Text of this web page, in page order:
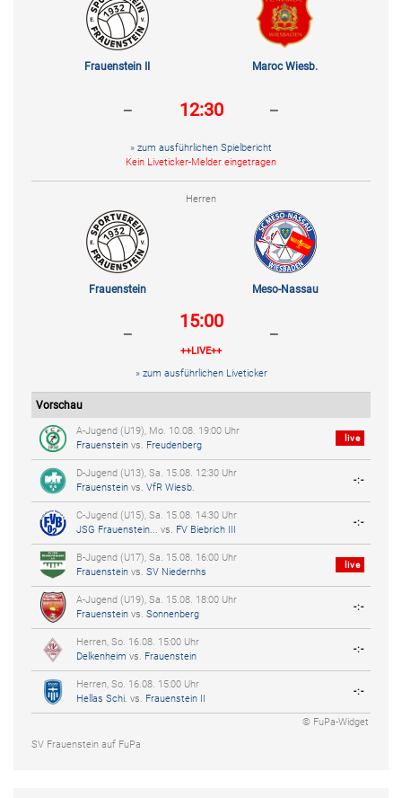
Frauenstein II Maroc Wiesb.
- 12:30 -
» zum ausführlichen Spielbericht
Kein Liveticker-Melder eingetragen
Herren
Frauenstein Meso-Nassau
- 15:00
++LIVE++ -
» zum ausführlichen Liveticker
Vorschau
A-Jugend (U19), Mo. 10.08. 19:00 Uhr
Frauenstein vs. Freudenberg
live
D-Jugend (U13), Sa. 15.08. 12:30 Uhr
Frauenstein vs. VfR Wiesb.
-:-
C-Jugend (U15), Sa. 15.08. 14:30 Uhr
JSG Frauenstein... vs. FV Biebrich III
-:-
B-Jugend (U17), Sa. 15.08. 16:00 Uhr
Frauenstein vs. SV Niedernhs
live
A-Jugend (U19), Sa. 15.08. 18:00 Uhr
Frauenstein vs. Sonnenberg
-:-
Herren, So. 16.08. 15:00 Uhr
Delkenheim vs. Frauenstein
-:-
Herren, So. 16.08. 15:00 Uhr
Hellas Schi. vs. Frauenstein II
-:-
© FuPa-Widget
SV Frauenstein auf FuPa